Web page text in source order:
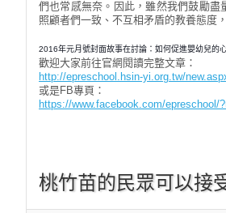
們也常感無奈。因此，雖然我們鼓勵
照顧者們一致、不互相矛盾的教養態度
2016年元月號封面故事在討論：如何促進嬰幼兒的
歡迎大家前往官網閱讀完整文章：
http://epreschool.hsin-yi.org.tw/
或是FB專頁：
https://www.facebook.com/epreschool/
桃竹苗的民眾可以接